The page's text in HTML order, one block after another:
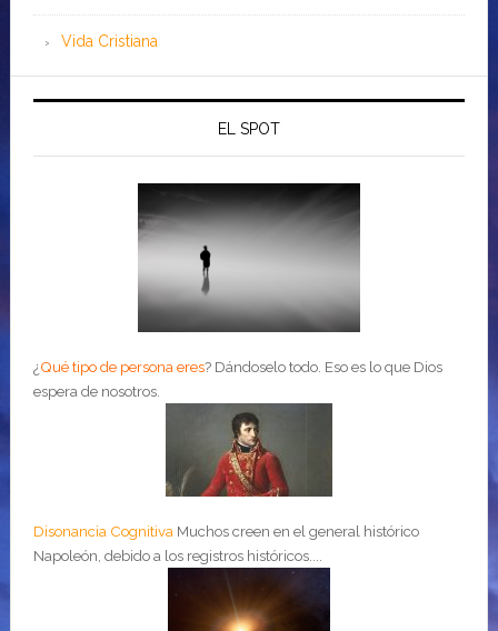
Vida Cristiana
EL SPOT
¿Qué tipo de persona eres? Dándoselo todo. Eso es lo que Dios
espera de nosotros.
Disonancia Cognitiva Muchos creen en el general histórico
Napoleón, debido a los registros históricos....